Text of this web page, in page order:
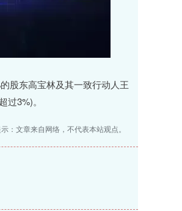
股东高宝林及其一致行动人王
3%)。
：文章来自网络，不代表本站观点。